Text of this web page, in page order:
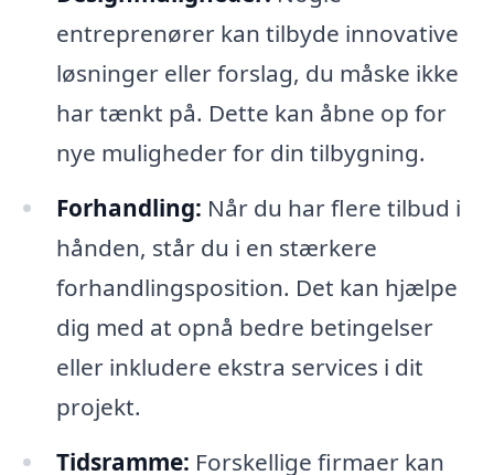
entreprenører kan tilbyde innovative
løsninger eller forslag, du måske ikke
har tænkt på. Dette kan åbne op for
nye muligheder for din tilbygning.
Forhandling: Når du har flere tilbud i
hånden, står du i en stærkere
forhandlingsposition. Det kan hjælpe
dig med at opnå bedre betingelser
eller inkludere ekstra services i dit
projekt.
Tidsramme: Forskellige firmaer kan